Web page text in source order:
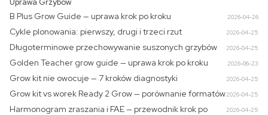
Uprawa Grzybów
B Plus Grow Guide — uprawa krok po kroku 2026-04-26
Cykle plonowania: pierwszy, drugi i trzeci rzut 2026-04-25
Długoterminowe przechowywanie suszonych grzybów 2026-04-25
Golden Teacher grow guide — uprawa krok po kroku 2026-06-23
Grow kit nie owocuje — 7 kroków diagnostyki 2026-04-25
Grow kit vs worek Ready 2 Grow — porównanie formatów2026-04-25
Harmonogram zraszania i FAE — przewodnik krok po
2026-04-25